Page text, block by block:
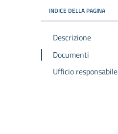
INDICE DELLA PAGINA
Descrizione
Documenti
Ufficio responsabile